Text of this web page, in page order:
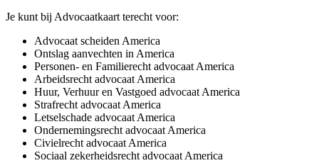
Je kunt bij Advocaatkaart terecht voor:
Advocaat scheiden America
Ontslag aanvechten in America
Personen- en Familierecht advocaat America
Arbeidsrecht advocaat America
Huur, Verhuur en Vastgoed advocaat America
Strafrecht advocaat America
Letselschade advocaat America
Ondernemingsrecht advocaat America
Civielrecht advocaat America
Sociaal zekerheidsrecht advocaat America